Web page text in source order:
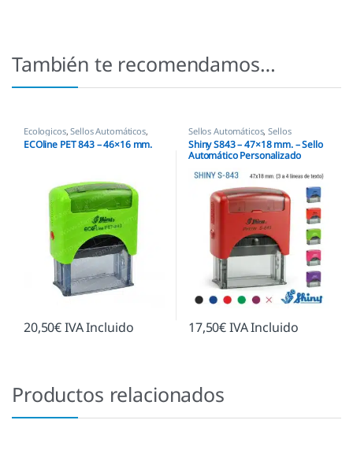
También te recomendamos…
Ecologicos,Sellos Automáticos,
Shiny
ECOline PET 843 – 46×16 mm.
20,50€IVA Incluido
Sellos Automáticos,Sellos
empresas ,Shiny
Shiny S843 – 47×18 mm. – Sello
Automático Personalizado
17,50€IVA Incluido
Productos relacionados